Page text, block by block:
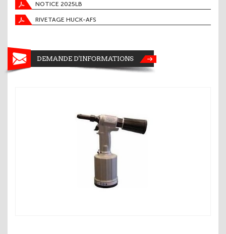
NOTICE 2025LB
RIVETAGE HUCK-AFS
DEMANDE D'INFORMATIONS